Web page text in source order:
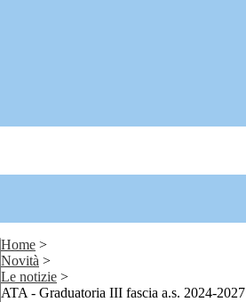
Home >
Novità >
Le notizie >
ATA - Graduatoria III fascia a.s. 2024-2027